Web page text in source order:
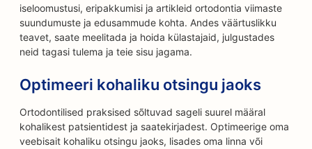
iseloomustusi, eripakkumisi ja artikleid ortodontia viimaste
suundumuste ja edusammude kohta. Andes väärtuslikku
teavet, saate meelitada ja hoida külastajaid, julgustades
neid tagasi tulema ja teie sisu jagama.
Optimeeri kohaliku otsingu jaoks
Ortodontilised praksised sõltuvad sageli suurel määral
kohalikest patsientidest ja saatekirjadest. Optimeerige oma
veebisait kohaliku otsingu jaoks, lisades oma linna või